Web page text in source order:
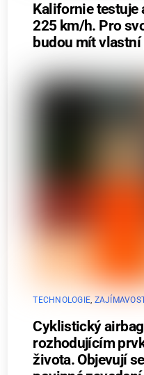
Kalifornie testuje
225 km/h. Pro
budou mít
TECHNOLOGIE,
Cyklistický
rozhodujícím
života. Objevují